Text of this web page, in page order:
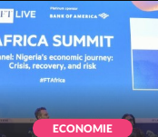
ECONOMIE